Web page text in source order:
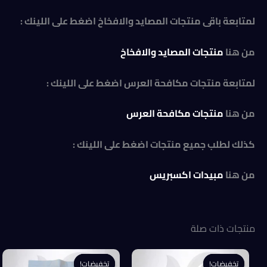
لمتابعة باقى منتجات المصايد والافخاخ اضغط على اللينك :
من هنامنتجات المصايد والافخاخ
لمتابعة منتجات مكافحة العرس اضغط على اللينك :
من هنامنتجات مكافحة العرس
كذلك لطلب جميع منتجات اضغط على اللينك :
من هنامبيدات اكسبريس
منتجات ذات صلة
تخفيضات!
تخفيضات! تخفيضات!
تخفيضات!